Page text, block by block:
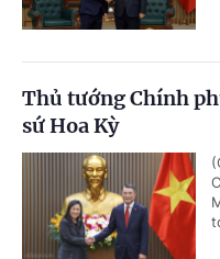
Thủ tướng Chính
sứ Hoa Kỳ